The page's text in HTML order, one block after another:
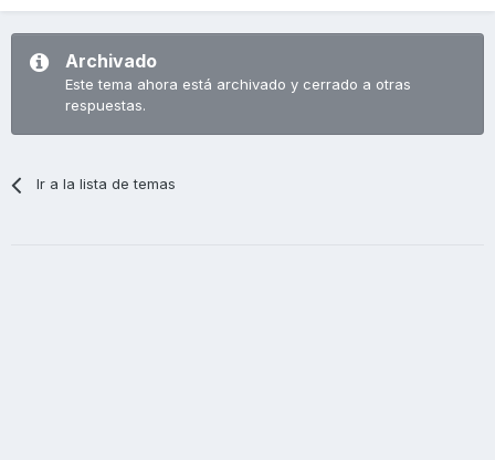
Archivado
Este tema ahora está archivado y cerrado a otras
respuestas.
Ir a la lista de temas